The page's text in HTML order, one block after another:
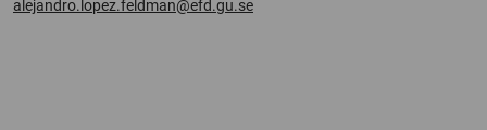
alejandro.lopez.feldman@efd.gu.se